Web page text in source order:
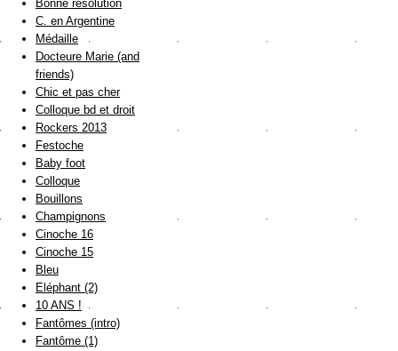
Bonne résolution
C. en Argentine
Médaille
Docteure Marie (and
friends)
Chic et pas cher
Colloque bd et droit
Rockers 2013
Festoche
Baby foot
Colloque
Bouillons
Champignons
Cinoche 16
Cinoche 15
Bleu
Eléphant (2)
10 ANS !
Fantômes (intro)
Fantôme (1)